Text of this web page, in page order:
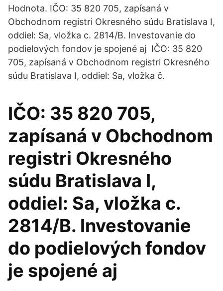
Hodnota. IČO: 35 820 705, zapísaná v
Obchodnom registri Okresného súdu Bratislava I,
oddiel: Sa, vložka c. 2814/B. Investovanie do
podielových fondov je spojené aj IČO: 35 820
705, zapísaná v Obchodnom registri Okresného
súdu Bratislava I, oddiel: Sa, vložka č.
IČO: 35 820 705,
zapísaná v Obchodnom
registri Okresného
súdu Bratislava I,
oddiel: Sa, vložka c.
2814/B. Investovanie
do podielových fondov
je spojené aj